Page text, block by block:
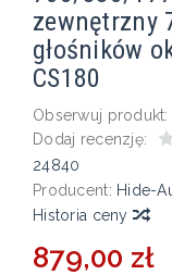
zewnętrzny
głośników
CS180
Obserwuj produkt:
Dodaj recenzję:
24840
Producent: Hide-
Historia ceny
879,00 zł